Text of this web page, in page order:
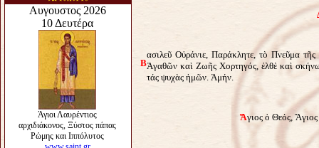
Β
ασιλεῦ Οὐράνιε, Παράκλητε, τὸ Πνεῦμα
Ἀγαθῶν καὶ Ζωῆς Χορτηγός, ἐλθὲ καὶ
τάς ψυχὰς ἡμῶν. Ἀμήν.
Ἅγιος ὁ Θεός,